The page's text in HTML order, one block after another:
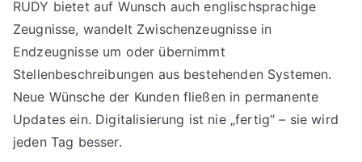
RUDY bietet auf Wunsch auch englischsprachige
Zeugnisse, wandelt Zwischenzeugnisse in
Endzeugnisse um oder übernimmt
Stellenbeschreibungen aus bestehenden Systemen.
Neue Wünsche der Kunden fließen in permanente
Updates ein. Digitalisierung ist nie „fertig“ – sie wird
jeden Tag besser.